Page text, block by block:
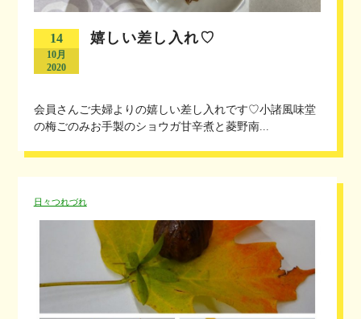
14
10月
2020
嬉しい差し入れ♡
会員さんご夫婦よりの嬉しい差し入れです♡小諸風味堂
の梅ごのみお手製のショウガ甘辛煮と菱野南...
日々つれづれ